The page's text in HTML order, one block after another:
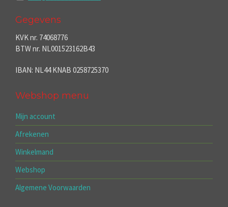
Gegevens
KVK nr. 74068776
BTW nr. NL001523162B43
IBAN: NL44 KNAB 0258725370
Webshop menu
Mijn account
Afrekenen
Winkelmand
Webshop
Algemene Voorwaarden